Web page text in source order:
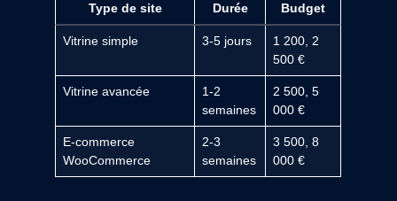
Type de site Durée Budget
Vitrine simple 3-5 jours
1 200, 2
500 €
Vitrine avancée
1-2
semaines
2 500, 5
000 €
E-commerce
WooCommerce
2-3
semaines
3 500, 8
000 €